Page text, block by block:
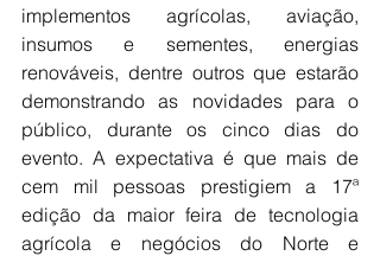
implementos agrícolas, aviação,
insumos e sementes, energias
renováveis, dentre outros que estarão
demonstrando as novidades para o
público, durante os cinco dias do
evento. A expectativa é que mais de
cem mil pessoas prestigiem a 17ª
edição da maior feira de tecnologia
agrícola e negócios do Norte e